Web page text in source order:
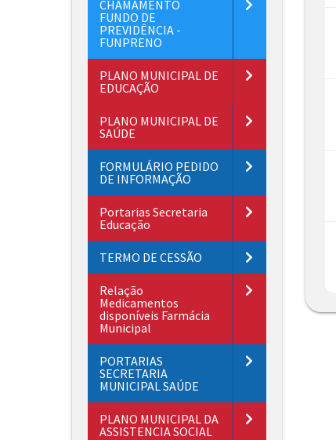
CHAMAMENTO
FUNDO DE
PREVIDÊNCIA -
FUNPRENO
PLANO MUNICIPAL DE
EDUCAÇÃO
PLANO MUNICIPAL DE
SAÚDE
FORMULÁRIO PEDIDO
DE INFORMAÇÃO
Portarias Secretaria
Educação
TERMO DE CESSÃO
Relação
Medicamentos
disponíveis Farmácia
Municipal
PORTARIAS
SECRETARIA
MUNICIPAL SAÚDE
PLANO MUNICIPAL DA
ASSISTENCIA SOCIAL